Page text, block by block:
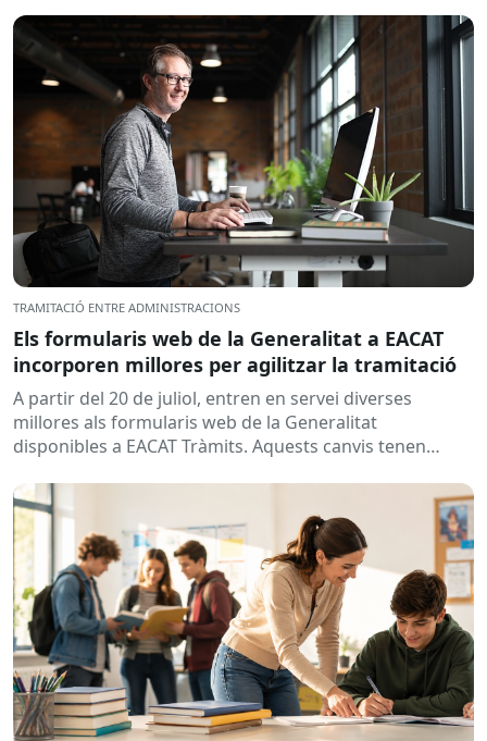
TRAMITACIÓ ENTRE ADMINISTRACIONS
Els formularis web de la Generalitat a EACAT
incorporen millores per agilitzar la tramitació
A partir del 20 de juliol, entren en servei diverses
millores als formularis web de la Generalitat
disponibles a EACAT Tràmits. Aquests canvis tenen